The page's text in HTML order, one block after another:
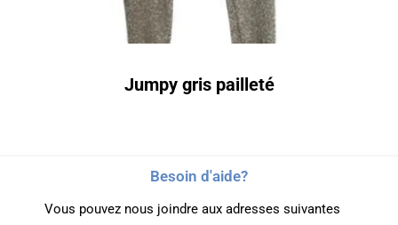
Jumpy gris pailleté
Besoin d'aide?
Vous pouvez nous joindre aux adresses suivantes